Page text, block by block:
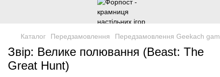
Каталог Передзамовлення Передзамовлення Geekach
Звір: Велике полювання (Beast: The
Great Hunt)